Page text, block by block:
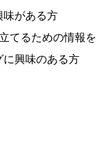
味がある方
てるための情報
に興味のある方